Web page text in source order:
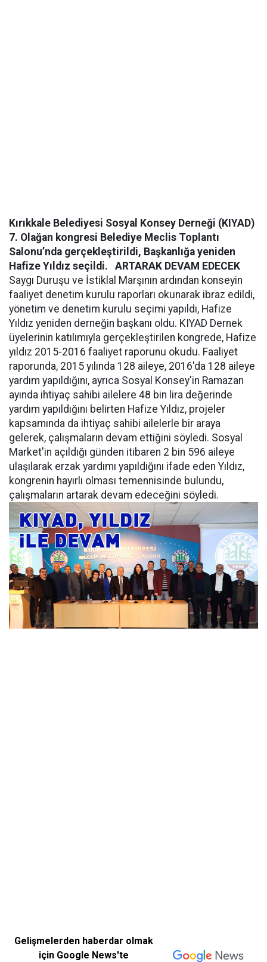
Kırıkkale Belediyesi Sosyal Konsey Derneği (KIYAD)
7. Olağan kongresi Belediye Meclis Toplantı
Salonu’nda gerçekleştirildi, Başkanlığa yeniden
Hafize Yıldız seçildi.
ARTARAK DEVAM EDECEK
Saygı Duruşu ve İstiklal Marşının ardından konseyin
faaliyet denetim kurulu raporları okunarak ibraz edildi,
yönetim ve denetim kurulu seçimi yapıldı, Hafize
Yıldız yeniden derneğin başkanı oldu. KIYAD Dernek
üyelerinin katılımıyla gerçekleştirilen kongrede, Hafize
yıldız 2015-2016 faaliyet raporunu okudu. Faaliyet
raporunda, 2015 yılında 128 aileye, 2016'da 128 aileye
yardım yapıldığını, ayrıca Sosyal Konsey'in Ramazan
ayında ihtiyaç sahibi ailelere 48 bin lira değerinde
yardım yapıldığını belirten Hafize Yıldız, projeler
kapsamında da ihtiyaç sahibi ailelerle bir araya
gelerek, çalışmaların devam ettiğini söyledi. Sosyal
Market'in açıldığı günden itibaren 2 bin 596 aileye
ulaşılarak erzak yardımı yapıldığını ifade eden Yıldız,
kongrenin hayırlı olması temennisinde bulundu,
çalışmaların artarak devam edeceğini söyledi.
Gelişmelerden haberdar olmak
için Google News'te